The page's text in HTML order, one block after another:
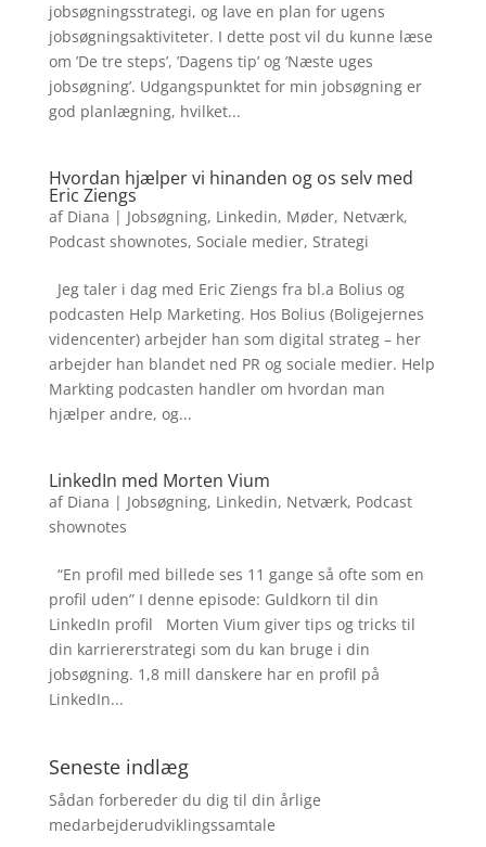
jobsøgningsstrategi, og lave en plan for ugens
jobsøgningsaktiviteter. I dette post vil du kunne læse
om ’De tre steps’, ’Dagens tip’ og ’Næste uges
jobsøgning’. Udgangspunktet for min jobsøgning er
god planlægning, hvilket...
Hvordan hjælper vi hinanden og os selv med
Eric Ziengs
af Diana | Jobsøgning, Linkedin, Møder, Netværk,
Podcast shownotes, Sociale medier, Strategi
Jeg taler i dag med Eric Ziengs fra bl.a Bolius og
podcasten Help Marketing. Hos Bolius (Boligejernes
videncenter) arbejder han som digital strateg – her
arbejder han blandet ned PR og sociale medier. Help
Markting podcasten handler om hvordan man
hjælper andre, og...
LinkedIn med Morten Vium
af Diana | Jobsøgning, Linkedin, Netværk, Podcast
shownotes
“En profil med billede ses 11 gange så ofte som en
profil uden” I denne episode: Guldkorn til din
LinkedIn profil Morten Vium giver tips og tricks til
din karriererstrategi som du kan bruge i din
jobsøgning. 1,8 mill danskere har en profil på
LinkedIn...
Seneste indlæg
Sådan forbereder du dig til din årlige
medarbejderudviklingssamtale